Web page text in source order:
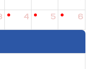
4 5 6